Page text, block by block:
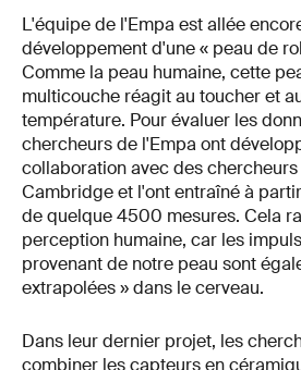
L'équipe de l'Empa est allée
développement d'une « peau de
Comme la peau humaine, cette
multicouche réagit au toucher et
température. Pour évaluer les
chercheurs de l'Empa ont
collaboration avec des
Cambridge et l'ont entraîné à
de quelque 4500 mesures. Cela
perception humaine, car les
provenant de notre peau sont
extrapolées » dans le cerveau.
Dans leur dernier projet, les